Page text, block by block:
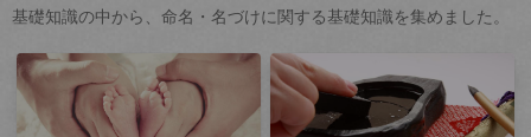
基礎知識の中から、命名・名づけに関する基礎知識を集めました。